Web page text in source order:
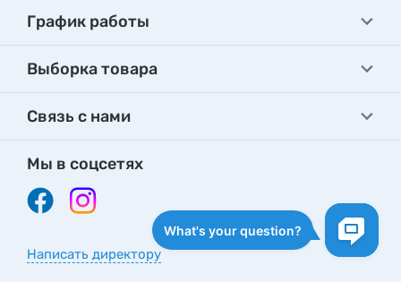
График работы
Выборка товара
Связь с нами
Мы в соцсетях
Написать директору